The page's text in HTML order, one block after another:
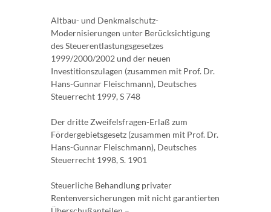
Altbau- und Denkmalschutz-
Modernisierungen unter Berücksichtigung
des Steuerentlastungsgesetzes
1999/2000/2002 und der neuen
Investitionszulagen (zusammen mit Prof. Dr.
Hans-Gunnar Fleischmann), Deutsches
Steuerrecht 1999, S 748
Der dritte Zweifelsfragen-Erlaß zum
Fördergebietsgesetz (zusammen mit Prof. Dr.
Hans-Gunnar Fleischmann), Deutsches
Steuerrecht 1998, S. 1901
Steuerliche Behandlung privater
Rentenversicherungen mit nicht garantierten